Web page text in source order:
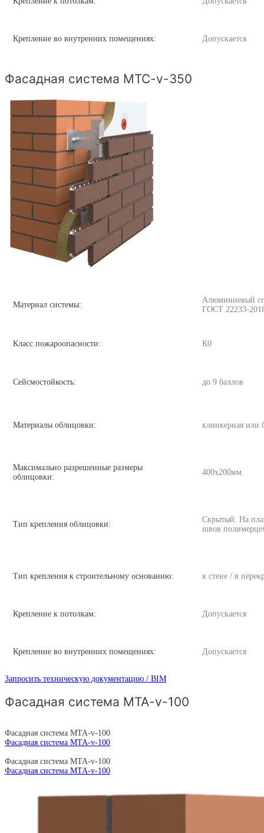
Крепление во внутренних помещениях: Допускается
Фасадная система MTC-v-350
Материал системы:
Алюминиевый
ГОСТ 22233-
Класс пожароопасности: К0
Сейсмостойкость: до 9 баллов
Материалы облицовки: клинкерная или
Максимально разрешенные размеры
облицовки:
400х200мм
Тип крепления облицовки:
Скрытый. На
швов
Тип крепления к строительному основанию: к стене / в
Крепление к потолкам: Допускается
Крепление во внутренних помещениях: Допускается
Запросить техническую документацию / BIM
Фасадная система MTA-v-100
Фасадная система MTA-v-100
Фасадная система MTA-v-100
Фасадная система MTA-v-100
Фасадная система MTA-v-100